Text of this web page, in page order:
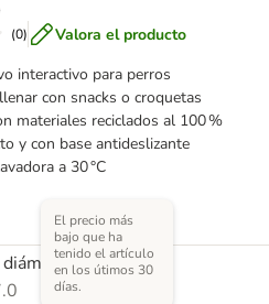
(0)
Valora el producto
interactivo para perros
con snacks o croquetas
materiales reciclados al 100 %
y con base antideslizante
a 30 °C
diámetro
El precio más
bajo que ha
tenido el artículo
en los útimos 30
días.